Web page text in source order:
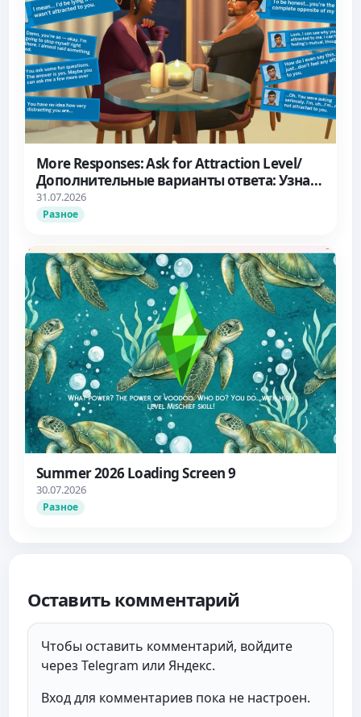
More Responses: Ask for Attraction Level/
Дополнительные варианты ответа: Узнать
об уровне влечения
31.07.2026
Разное
Summer 2026 Loading Screen 9
30.07.2026
Разное
Оставить комментарий
Чтобы оставить комментарий, войдите
через Telegram или Яндекс.
Вход для комментариев пока не настроен.